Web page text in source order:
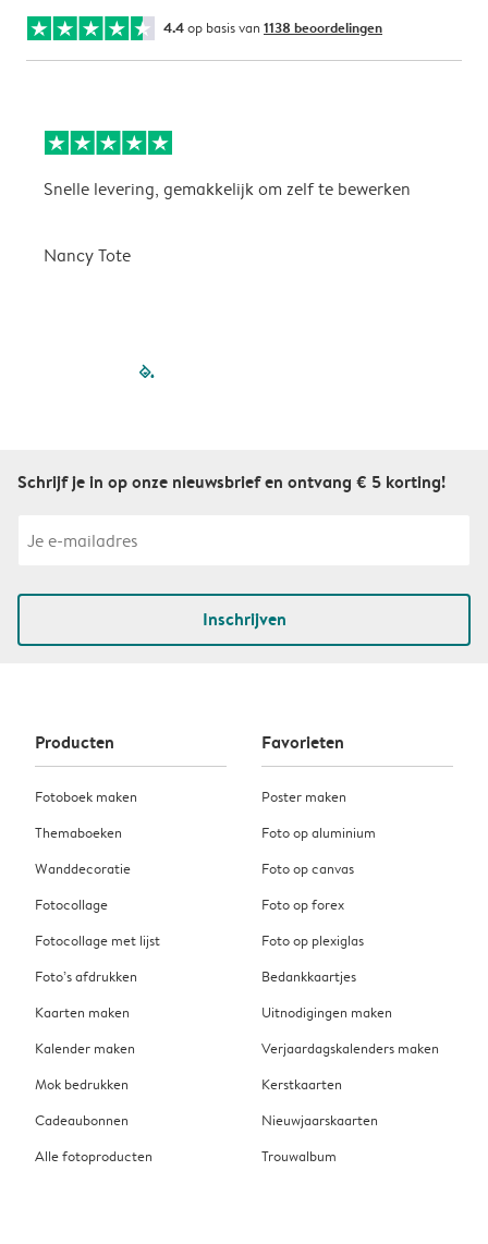
4.4op basis van 1138 beoordelingen
Snelle levering, gemakkelijk om zelf te bewerken
Nancy Tote
filled-pagination
Schrijf je in op onze nieuwsbrief en ontvang € 5 korting!
Inschrijven
Producten
Fotoboek maken
Themaboeken
Wanddecoratie
Fotocollage
Fotocollage met lijst
Foto’s afdrukken
Kaarten maken
Kalender maken
Mok bedrukken
Cadeaubonnen
Alle fotoproducten
Favorieten
Poster maken
Foto op aluminium
Foto op canvas
Foto op forex
Foto op plexiglas
Bedankkaartjes
Uitnodigingen maken
Verjaardagskalenders maken
Kerstkaarten
Nieuwjaarskaarten
Trouwalbum